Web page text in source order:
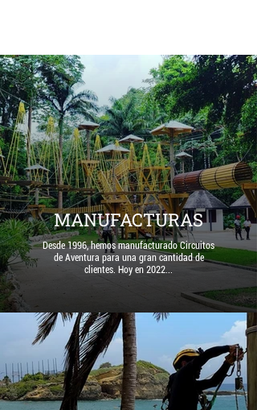
MANUFACTURAS
Desde 1996, hemos manufacturado Circuitos
de Aventura para una gran cantidad de
clientes. Hoy en 2022...